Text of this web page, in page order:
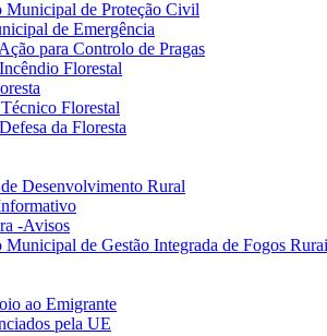
Municipal de Proteção Civil
de Emergência
para Controlo de Pragas
Florestal
Florestal
da Floresta
Desenvolvimento Rural
-Avisos
Municipal de Gestão Integrada de Fogos
ao Emigrante
pela UE